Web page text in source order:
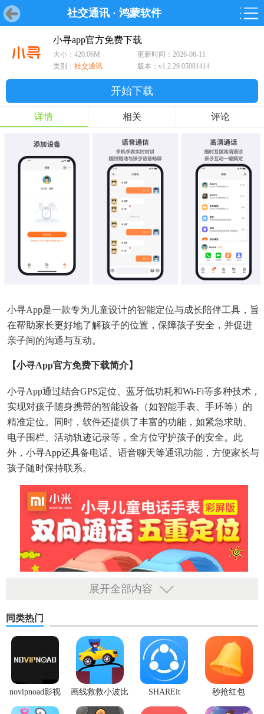
社交通讯 · 鸿蒙软件
游戏 软件 鸿蒙游戏
软件 鸿蒙
游戏
鸿蒙
软件
专题
小寻app官方免费下载
大小：420.06M
更新时间：2026-06-11
类别： 社交通讯 版本：v1.2.29.05081414
开始下载
详情 相关 评论
小寻app是一款专为儿童设计的智能定位与成长陪伴工具，旨
在帮助家长更好地了解孩子的位置，保障孩子安全，并促进
亲子间的沟通与互动。
【小寻app官方免费下载简介】
小寻app通过结合GPS定位、蓝牙低功耗和Wi-Fi等多种技术，
实现对孩子随身携带的智能设备（如智能手表、手环等）的
精准定位。同时，软件还提供了丰富的功能，如紧急求助、
电子围栏、活动轨迹记录等，全方位守护孩子的安全。此
外，小寻app还具备电话、语音聊天等通讯功能，方便家长与
孩子随时保持联系。
展开全部内容
同类热门
novipnoad影视
平台手机版
画线救救小波比
最新版
SHAREit
秒抢红包
app2.7.3